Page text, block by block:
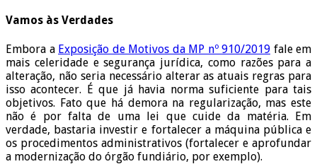
Vamos às Verdades
Embora a Exposição de Motivos da MP nº 910/2019 fale em
mais celeridade e segurança jurídica, como razões para a
alteração, não seria necessário alterar as atuais regras para
isso acontecer. É que já havia norma suficiente para tais
objetivos. Fato que há demora na regularização, mas este
não é por falta de uma lei que cuide da matéria. Em
verdade, bastaria investir e fortalecer a máquina pública e
os procedimentos administrativos (fortalecer e aprofundar
a modernização do órgão fundiário, por exemplo).